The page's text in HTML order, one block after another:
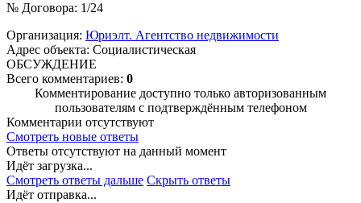
№ Договора: 1/24
Организация: Юриэлт. Агентство недвижимости
Адрес объекта: Социалистическая
ОБСУЖДЕНИЕ
Всего комментариев: 0
Комментирование доступно только авторизованным
пользователям с подтверждённым телефоном
Комментарии отсутствуют
Смотреть новые ответы
Ответы отсутствуют на данный момент
Идёт загрузка...
Смотреть ответы дальше Скрыть ответы
Идёт отправка...